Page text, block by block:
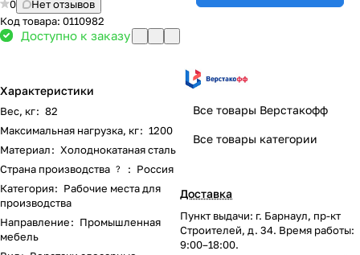
0
Нет отзывов
Код товара: 0110982
Доступно к заказу
Характеристики
Вес, кг: 82
Максимальная нагрузка, кг: 1200
Материал: Холоднокатаная сталь
Страна производства ? : Россия
Категория: Рабочие места для
производства
Направление: Промышленная
мебель
Все товары Верстакофф
Все товары категории
Доставка
Пункт выдачи: г. Барнаул, пр-кт
Строителей, д. 34. Время работы:
9:00–18:00.